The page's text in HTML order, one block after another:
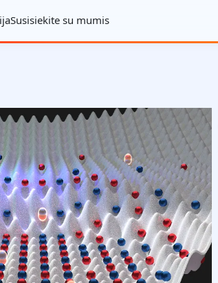
Susisiekite su mumis